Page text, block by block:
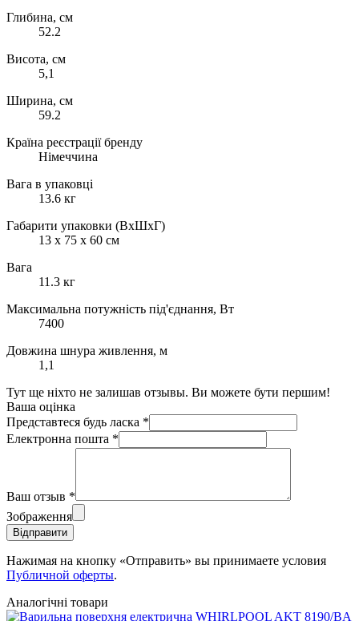
Глибина, см
52.2
Висота, см
5,1
Ширина, см
59.2
Країна реєстрації бренду
Німеччина
Вага в упаковці
13.6 кг
Габарити упаковки (ВхШхГ)
13 x 75 x 60 см
Вага
11.3 кг
Максимальна потужність під'єднання, Вт
7400
Довжина шнура живлення, м
1,1
Тут ще ніхто не залишав отзывы. Ви можете бути першим!
Ваша оцінка
Представтеся будь ласка *
Електронна пошта *
Ваш отзыв *
Зображення
Відправити
Нажимая на кнопку «Отправить» вы принимаете условия
Публичной оферты.
Аналогічні товари